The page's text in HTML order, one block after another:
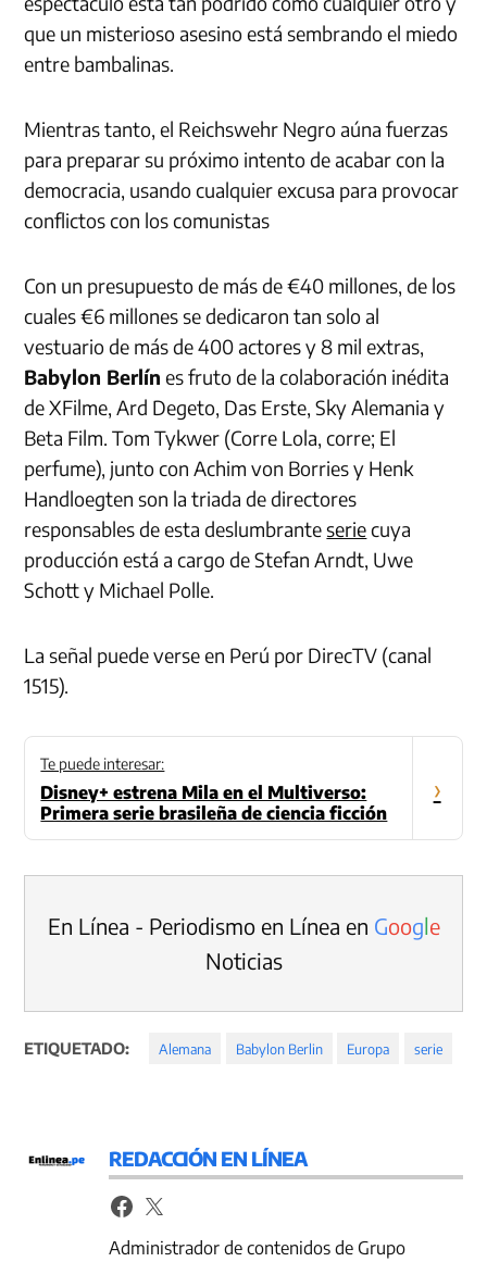
que un misterioso asesino está sembrando el miedo
entre bambalinas.
Mientras tanto, el Reichswehr Negro aúna fuerzas
para preparar su próximo intento de acabar con la
democracia, usando cualquier excusa para provocar
conflictos con los comunistas
Con un presupuesto de más de €40 millones, de los
cuales €6 millones se dedicaron tan solo al
vestuario de más de 400 actores y 8 mil extras,
Babylon Berlín es fruto de la colaboración inédita
de XFilme, Ard Degeto, Das Erste, Sky Alemania y
Beta Film. Tom Tykwer (Corre Lola, corre; El
perfume), junto con Achim von Borries y Henk
Handloegten son la triada de directores
responsables de esta deslumbranteseriecuya
producción está a cargo de Stefan Arndt, Uwe
Schott y Michael Polle.
La señal puede verse en Perú por DirecTV (canal
1515).
Te puede interesar:
Disney+ estrena Mila en el Multiverso:
Primera serie brasileña de ciencia ficción
›
En Línea - Periodismo en Línea en Google
Noticias
ETIQUETADO: Alemana Babylon Berlin Europa serie
REDACCIÓN EN LÍNEA
Administrador de contenidos de Grupo